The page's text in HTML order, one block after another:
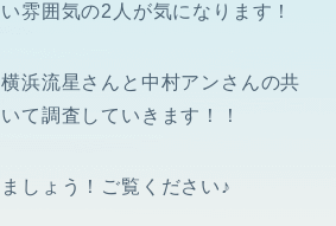
雰囲気の2人が気になります！
浜流星さんと中村アンさんの共
て調査していきます！！
しょう！ご覧ください♪